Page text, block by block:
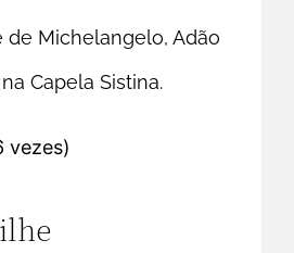
de Michelangelo, Adão
Capela Sistina.
vezes)